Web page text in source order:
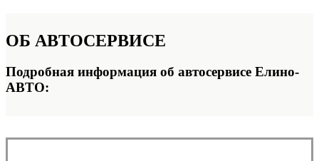
ОБ АВТОСЕРВИСЕ
Подробная информация об автосервисе Елино-
АВТО: